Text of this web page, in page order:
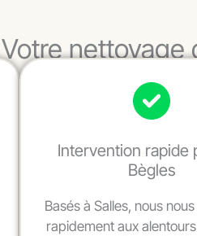
Votre nettoyage
Intervention rapide
Bègles
Basés à Salles, nous
rapidement aux